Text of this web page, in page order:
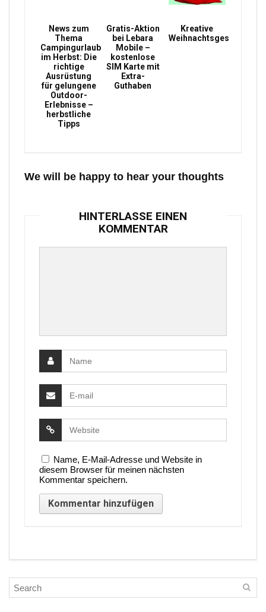
News zum
Thema
Campingurlaub
im Herbst: Die
richtige
Ausrüstung
für gelungene
Outdoor-
Erlebnisse –
herbstliche
Tipps
Gratis-Aktion
bei Lebara
Mobile –
kostenlose
SIM Karte mit
Extra-
Guthaben
Kreative
Weihnachtsgeschenke
We will be happy to hear your thoughts
HINTERLASSE EINEN
KOMMENTAR
Name, E-Mail-Adresse und Website in
diesem Browser für meinen nächsten
Kommentar speichern.